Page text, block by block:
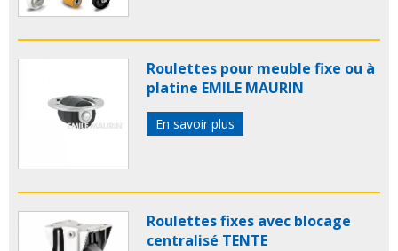
Roulettes pour meuble fixe ou à
platine EMILE MAURIN
En savoir plus
Roulettes fixes avec blocage
centralisé TENTE